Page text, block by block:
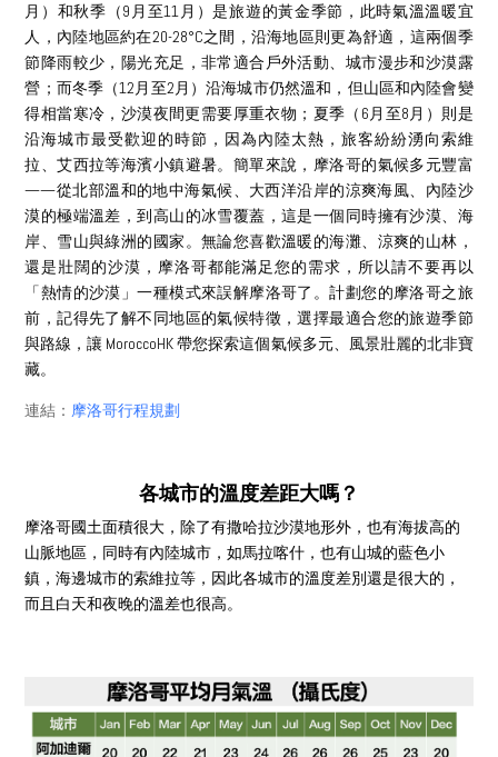
月）和秋季（9月至11月）是旅遊的黃金季節，此時氣溫溫暖宜
人，內陸地區約在20-28°C之間，沿海地區則更為舒適，這兩個季
節降雨較少，陽光充足，非常適合戶外活動、城市漫步和沙漠露
營；而冬季（12月至2月）沿海城市仍然溫和，但山區和內陸會變
得相當寒冷，沙漠夜間更需要厚重衣物；夏季（6月至8月）則是
沿海城市最受歡迎的時節，因為內陸太熱，旅客紛紛湧向索維
拉、艾西拉等海濱小鎮避暑。簡單來說，摩洛哥的氣候多元豐富
——從北部溫和的地中海氣候、大西洋沿岸的涼爽海風、內陸沙
漠的極端溫差，到高山的冰雪覆蓋，這是一個同時擁有沙漠、海
岸、雪山與綠洲的國家。無論您喜歡溫暖的海灘、涼爽的山林，
還是壯闊的沙漠，摩洛哥都能滿足您的需求，所以請不要再以
「熱情的沙漠」一種模式來誤解摩洛哥了。計劃您的摩洛哥之旅
前，記得先了解不同地區的氣候特徵，選擇最適合您的旅遊季節
與路線，讓 MoroccoHK 帶您探索這個氣候多元、風景壯麗的北非寶
藏。
連結： 摩洛哥行程規劃
各城市的溫度差距大嗎？
摩洛哥國土面積很大，除了有撒哈拉沙漠地形外，也有海拔高的
山脈地區，同時有內陸城市，如馬拉喀什，也有山城的藍色小
鎮，海邊城市的索維拉等，因此各城市的溫度差別還是很大的，
而且白天和夜晚的溫差也很高。